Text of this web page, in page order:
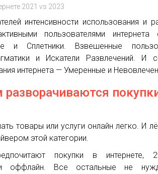
2021 vs 2023
интенсивности использования и
пользователями интернета
и Сплетники. Взвешенные
и Искатели Развлечений. И
интернета — Умеренные и
товары или услуги онлайн легко. И
этой категории.
покупки в интернете,
оффлайн. Все остальные не